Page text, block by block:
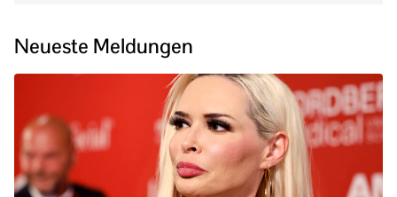
Neueste Meldungen